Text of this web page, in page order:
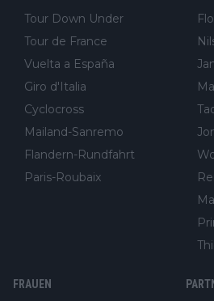
Tour Down Under
Tour de France
Vuelta a España
Giro d'Italia
Cyclocross
Mailand-Sanremo
Flandern-Rundfahrt
Paris-Roubaix
FRAUEN